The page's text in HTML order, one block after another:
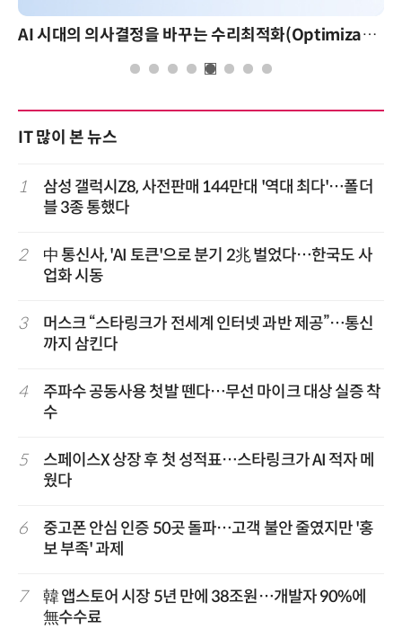
AI 시대의 의사결정을 바꾸는 수리최적화(Optimization): 실제 산업 적용 사례와 활용 전략
IT 많이 본 뉴스
1
삼성 갤럭시Z8, 사전판매 144만대 '역대 최다'…폴더
블 3종 통했다
2
中 통신사, 'AI 토큰'으로 분기 2兆 벌었다…한국도 사
업화 시동
3
머스크 “스타링크가 전세계 인터넷 과반 제공”…통신
까지 삼킨다
4
주파수 공동사용 첫발 뗀다…무선 마이크 대상 실증 착
수
5
스페이스X 상장 후 첫 성적표…스타링크가 AI 적자 메
웠다
6
중고폰 안심 인증 50곳 돌파…고객 불안 줄였지만 '홍
보 부족' 과제
7
韓 앱스토어 시장 5년 만에 38조원…개발자 90%에
無수수료